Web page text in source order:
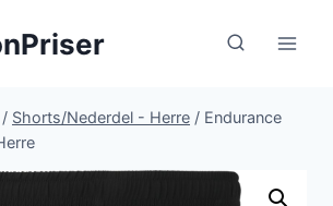
/ Shorts/Nederdel - Herre / Endurance